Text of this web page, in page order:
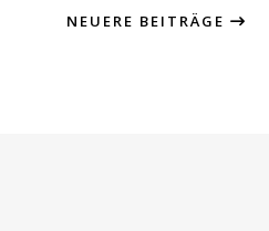
NEUERE BEITRÄGE